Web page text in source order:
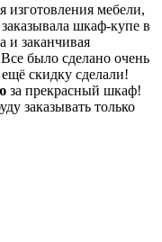
мебели,
шкаф-купе в
и заканчивая
было сделано очень
скидку сделали!
за прекрасный шкаф!
заказывать только